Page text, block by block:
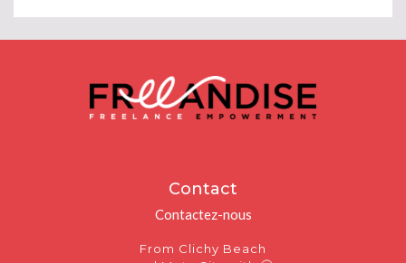
Contact
Contactez-nous
From Clichy Beach